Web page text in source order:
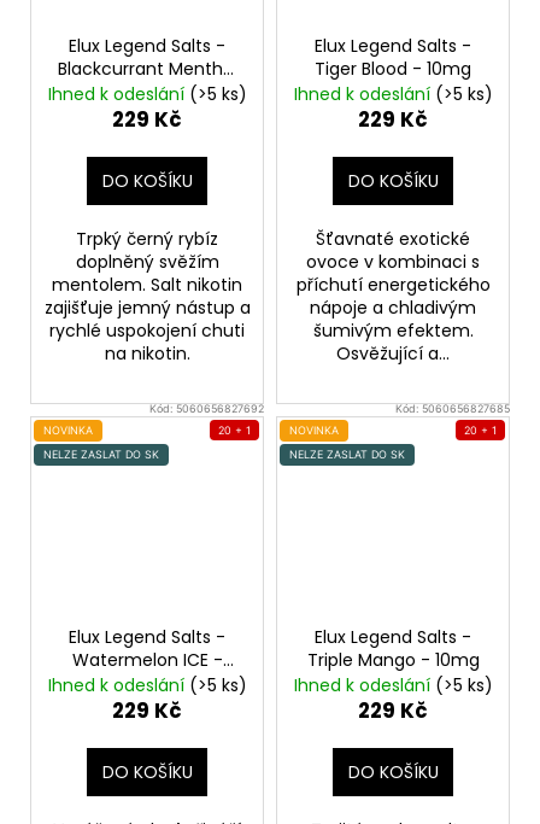
Elux Legend Salts -
Blackcurrant Menthol
- 10mg
Ihned k odeslání (>5 ks)
229 Kč
DO KOŠÍKU
Trpký černý rybíz
doplněný svěžím
mentolem. Salt nikotin
zajišťuje jemný nástup a
rychlé uspokojení chuti
na nikotin.
Elux Legend Salts -
Tiger Blood - 10mg
Ihned k odeslání (>5 ks)
229 Kč
DO KOŠÍKU
Šťavnaté exotické
ovoce v kombinaci s
příchutí energetického
nápoje a chladivým
šumivým efektem.
Osvěžující a...
Kód:5060656827692
NOVINKA
NELZE ZASLAT DO SK
20 + 1
Elux Legend Salts -
Watermelon ICE -
10mg
Ihned k odeslání (>5 ks)
229 Kč
DO KOŠÍKU
Kód:5060656827685
NOVINKA
NELZE ZASLAT DO SK
20 + 1
Elux Legend Salts -
Triple Mango - 10mg
Ihned k odeslání (>5 ks)
229 Kč
DO KOŠÍKU